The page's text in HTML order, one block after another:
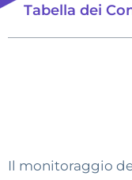
Tabella dei
Il monitoraggio